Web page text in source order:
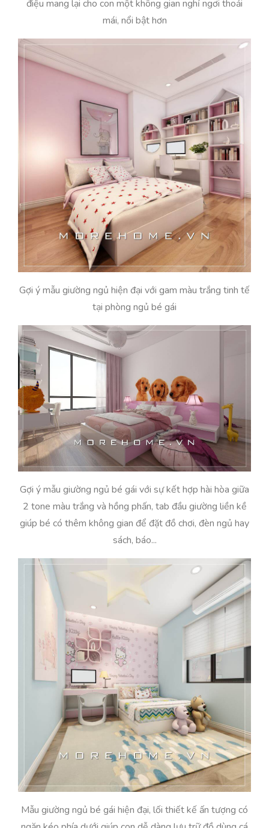
điệu mang lại cho con một không gian nghỉ ngơi thoải
mái, nổi bật hơn
Gợi ý mẫu giường ngủ hiện đại với gam màu trắng tinh tế
tại phòng ngủ bé gái
Gợi ý mẫu giường ngủ bé gái với sự kết hợp hài hòa giữa
2 tone màu trắng và hồng phấn, tab đầu giường liền kề
giúp bé có thêm không gian để đặt đồ chơi, đèn ngủ hay
sách, báo...
Mẫu giường ngủ bé gái hiện đại, lối thiết kế ấn tượng có